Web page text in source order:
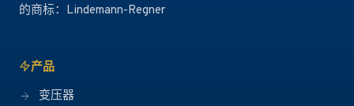
的商标：Lindemann-Regner
产品
变压器